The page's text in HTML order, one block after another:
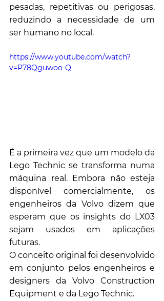
pesadas, repetitivas ou perigosas,
reduzindo a necessidade de um
ser humano no local.
https://www.youtube.com/watch?
v=P78Qguwoo-Q
É a primeira vez que um modelo da
Lego Technic se transforma numa
máquina real. Embora não esteja
disponível comercialmente, os
engenheiros da Volvo dizem que
esperam que os insights do LX03
sejam usados ​​em aplicações
futuras.
O conceito original foi desenvolvido
em conjunto pelos engenheiros e
designers da Volvo Construction
Equipment e da Lego Technic.